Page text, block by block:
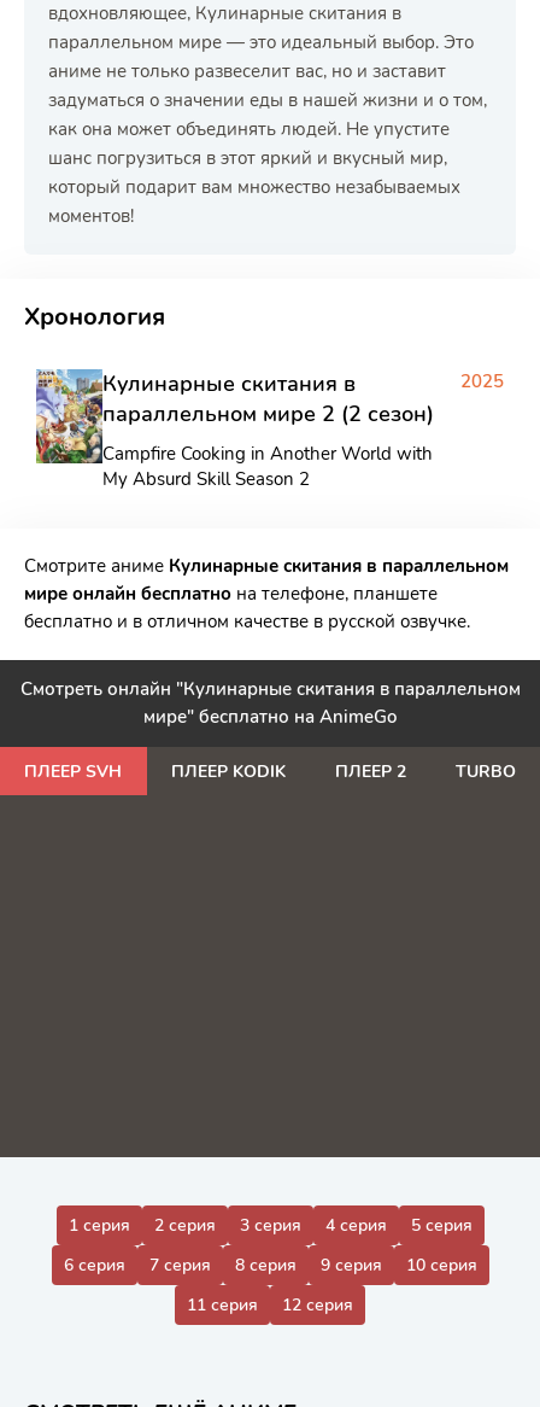
вдохновляющее, Кулинарные скитания в
параллельном мире — это идеальный выбор. Это
аниме не только развеселит вас, но и заставит
задуматься о значении еды в нашей жизни и о том,
как она может объединять людей. Не упустите
шанс погрузиться в этот яркий и вкусный мир,
который подарит вам множество незабываемых
моментов!
Хронология
Кулинарные скитания в
параллельном мире 2 (2 сезон)
Campfire Cooking in Another World with
My Absurd Skill Season 2
2025
Смотрите аниме Кулинарные скитания в параллельном
мире онлайн бесплатно на телефоне, планшете
бесплатно и в отличном качестве в русской озвучке.
Смотреть онлайн "Кулинарные скитания в параллельном
мире" бесплатно на AnimeGo
ПЛЕЕР SVH ПЛЕЕР KODIK ПЛЕЕР 2 TURBO
1 серия 2 серия 3 серия 4 серия
5 серия
6 серия
7 серия 8 серия 9 серия
10 серия
11 серия
12 серия